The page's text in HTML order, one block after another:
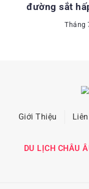
đường sắt
Tháng
Giới Thiệu
DU LỊCH CHÂU